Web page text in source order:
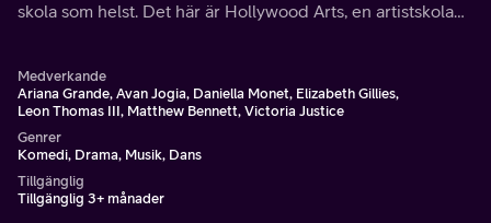
skola som helst. Det här är Hollywood Arts, en artistskola
Medverkande
Ariana Grande, Avan Jogia, Daniella Monet, Elizabeth Gillies,
Leon Thomas III, Matthew Bennett, Victoria Justice
Genrer
Komedi, Drama, Musik, Dans
Tillgänglig
Tillgänglig 3+ månader